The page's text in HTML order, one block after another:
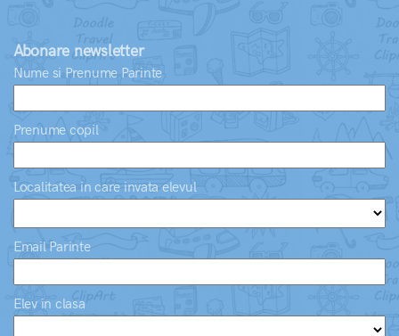
Abonare newsletter
Nume si Prenume Parinte
Prenume copil
Localitatea in care invata elevul
Email Parinte
Elev in clasa